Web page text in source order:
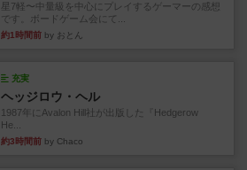
星7軽〜中量級を中心にプレイするゲーマーの感想
です。ボードゲーム会にて...
約1時間前 by おとん
充実
ヘッジロウ・ヘル
1987年にAvalon Hill社が出版した『Hedgerow
He...
約3時間前 by Chaco